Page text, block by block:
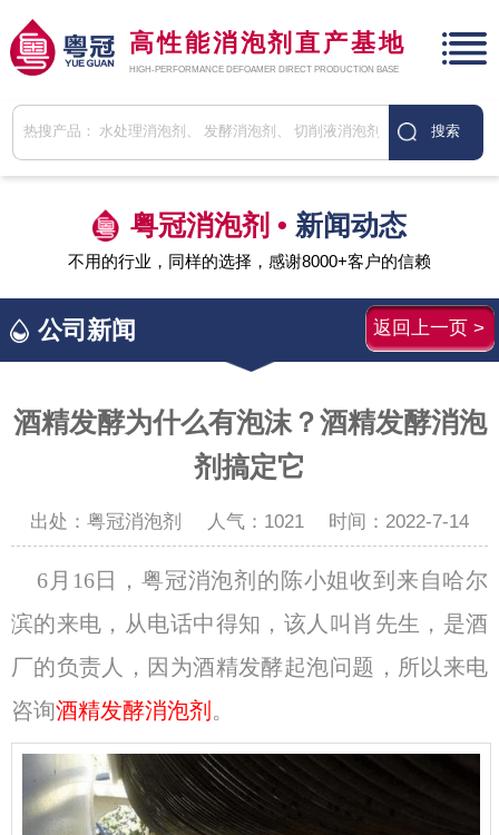
高性能消泡剂直产基地
HIGH-PERFORMANCE DEFOAMER DIRECT PRODUCTION BASE
粤冠消泡剂 • 新闻动态
不用的行业，同样的选择，感谢8000+客户的信赖
公司新闻 返回上一页 >
酒精发酵为什么有泡沫？酒精发酵消泡
剂搞定它
出处：粤冠消泡剂 人气： 1021 时间：2022-7-14
6月16日，粤冠消泡剂的陈小姐收到来自哈尔
滨的来电，从电话中得知，该人叫肖先生，是酒
厂的负责人，因为酒精发酵起泡问题，所以来电
咨询酒精发酵消泡剂 。